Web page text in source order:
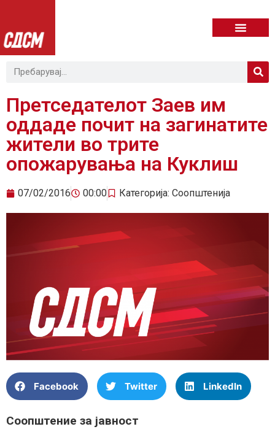
Претседателот Заев им
оддаде почит на загинатите
жители во трите
опожарувања на Куклиш
07/02/2016 00:00 Категорија: Соопштенија
Facebook Twitter LinkedIn
Соопштение за јавност